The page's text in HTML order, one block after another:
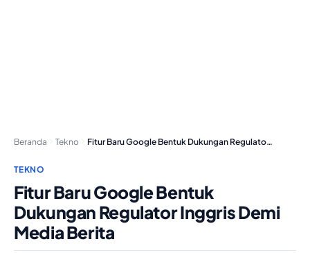
Beranda Tekno Fitur Baru Google Bentuk Dukungan Regulator Inggris Demi…
TEKNO
Fitur Baru Google Bentuk
Dukungan Regulator Inggris Demi
Media Berita